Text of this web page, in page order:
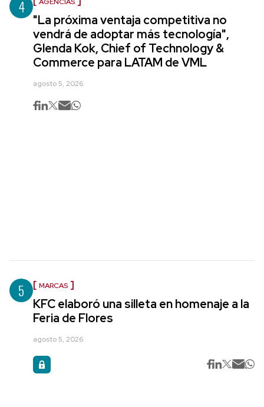
4
"La próxima ventaja competitiva no
vendrá de adoptar más tecnología",
Glenda Kok, Chief of Technology &
Commerce para LATAM de VML
agosto 5, 2026
5 MARCAS
KFC elaboró una silleta en homenaje a la
Feria de Flores
agosto 5, 2026